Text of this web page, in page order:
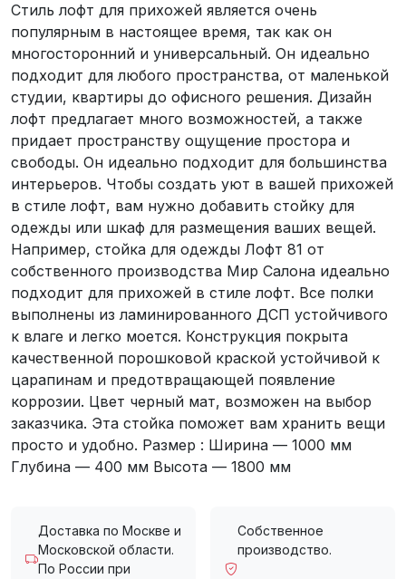
Стиль лофт для прихожей является очень
популярным в настоящее время, так как он
многосторонний и универсальный. Он идеально
подходит для любого пространства, от маленькой
студии, квартиры до офисного решения. Дизайн
лофт предлагает много возможностей, а также
придает пространству ощущение простора и
свободы. Он идеально подходит для большинства
интерьеров. Чтобы создать уют в вашей прихожей
в стиле лофт, вам нужно добавить стойку для
одежды или шкаф для размещения ваших вещей.
Например, стойка для одежды Лофт 81 от
собственного производства Мир Салона идеально
подходит для прихожей в стиле лофт. Все полки
выполнены из ламинированного ДСП устойчивого
к влаге и легко моется. Конструкция покрыта
качественной порошковой краской устойчивой к
царапинам и предотвращающей появление
коррозии. Цвет черный мат, возможен на выбор
заказчика. Эта стойка поможет вам хранить вещи
просто и удобно. Размер : Ширина — 1000 мм
Глубина — 400 мм Высота — 1800 мм
Доставка по Москве и
Московской области.
По России при
Собственное
производство.